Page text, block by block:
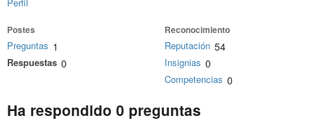
Postes
Preguntas 1
Respuestas 0
Reconocimiento
Reputación 54
Insignias 0
Competencias 0
Ha respondido 0 preguntas